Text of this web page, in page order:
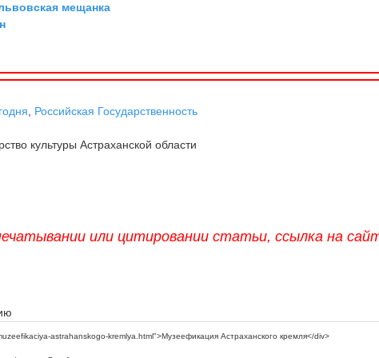
мещанка
Российская Государственность
культуры Астраханской области
или цитировании статьи, ссылка на